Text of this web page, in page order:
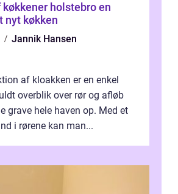
holstebro en
nyt køkken
Jannik Hansen
af kloakken er en enkel
overblik over rør og afløb
grave hele haven op. Med et
i rørene kan man...